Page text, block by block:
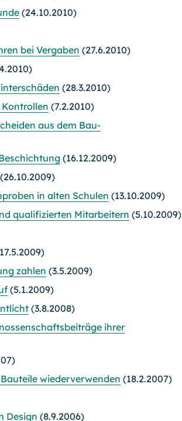
(24.10.2010)
bei Vergaben (27.6.2010)
(28.3.2010)
(7.2.2010)
aus dem Bau-
(16.12.2009)
(26.10.2009)
in alten Schulen (13.10.2009)
qualifizierten Mitarbeitern (5.10.2009)
zahlen (3.5.2009)
(5.1.2009)
(3.8.2008)
ihrer
wiederverwenden (18.2.2007)
Design (8.9.2006)